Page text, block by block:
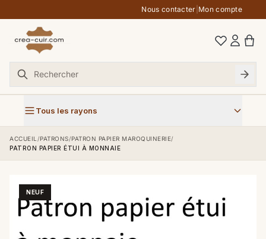
Nous contacter Mon compte
Tous les rayons
ACCUEIL /PATRONS/PATRON PAPIER MAROQUINERIE/
PATRON PAPIER ÉTUI À MONNAIE
NEUF